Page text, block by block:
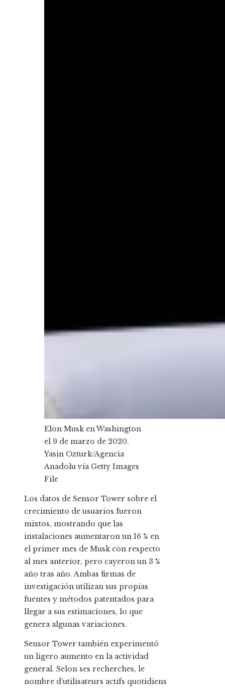
Elon Musk en Washington
el 9 de marzo de 2020.
Yasin Ozturk/Agencia
Anadolu vía Getty Images
File
Los datos de Sensor Tower sobre el
crecimiento de usuarios fueron
mixtos, mostrando que las
instalaciones aumentaron un 16 % en
el primer mes de Musk con respecto
al mes anterior, pero cayeron un 3 %
año tras año. Ambas firmas de
investigación utilizan sus propias
fuentes y métodos patentados para
llegar a sus estimaciones, lo que
genera algunas variaciones.
Sensor Tower también experimentó
un ligero aumento en la actividad
general. Selon ses recherches, le
nombre d’utilisateurs actifs quotidiens